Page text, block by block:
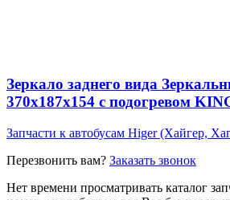
Зеркало заднего вида
370x187x154 с подогревом
Запчасти к автобусам Higer (Хайгер,
Перезвонить вам? Заказать звонок
Нет времени просматривать каталог